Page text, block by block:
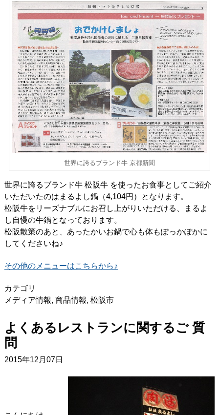
世界に誇るブランド牛 京都新聞
世界に誇るブランド牛 松阪牛 を使ったお食事としてご紹介
いただいたのはまるよし鍋（4,104円）となります。
松阪牛をリーズナブルにお召し上がりいただける、まるよ
し自慢の牛鍋となっております。
松阪散策のあと、あったかいお鍋で心も体もぽっかぽかに
してくださいね♪
その他のメニューはこちらから♪
カテゴリ
メディア情報, 商品情報, 松阪市
よくあるレストランに関するご 質
問
2015年12月07日